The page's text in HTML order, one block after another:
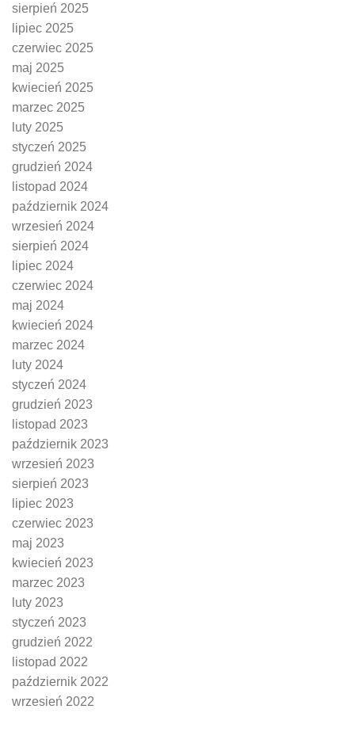
sierpień 2025
lipiec 2025
czerwiec 2025
maj 2025
kwiecień 2025
marzec 2025
luty 2025
styczeń 2025
grudzień 2024
listopad 2024
październik 2024
wrzesień 2024
sierpień 2024
lipiec 2024
czerwiec 2024
maj 2024
kwiecień 2024
marzec 2024
luty 2024
styczeń 2024
grudzień 2023
listopad 2023
październik 2023
wrzesień 2023
sierpień 2023
lipiec 2023
czerwiec 2023
maj 2023
kwiecień 2023
marzec 2023
luty 2023
styczeń 2023
grudzień 2022
listopad 2022
październik 2022
wrzesień 2022